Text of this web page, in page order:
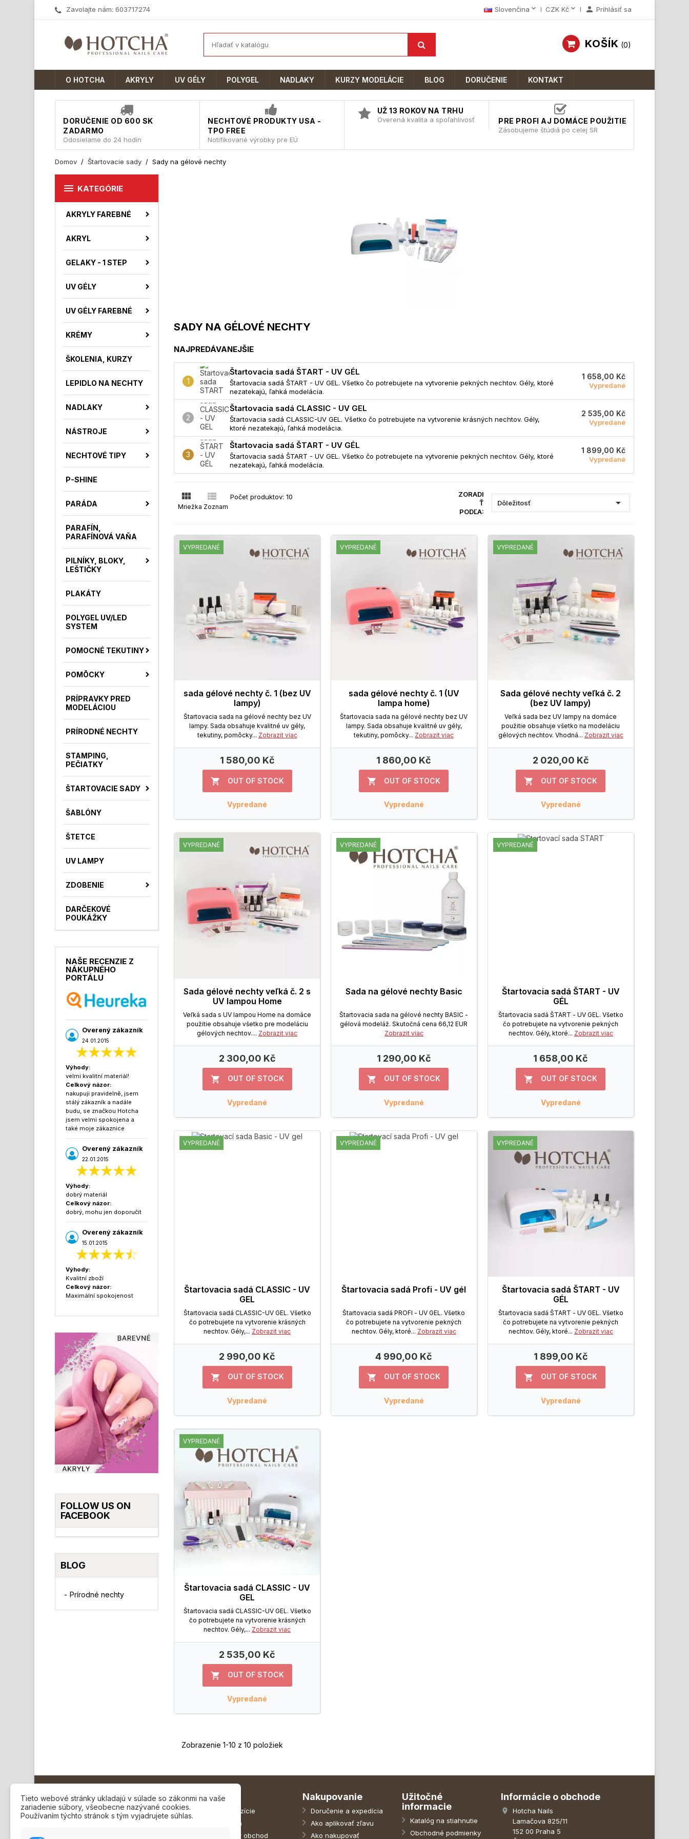
Zavolajte nám:603717274 Slovenčina  CZK Kč  Prihlásiť sa
KOŠÍK 0
O HOTCHA AKRYLY UV GÉLY POLYGEL NADLAKY KURZY MODELÁCIE BLOG DORUČENIE KONTAKT
DORUČENIE OD 600 SK
ZADARMO
Odosielame do 24 hodín
NECHTOVÉ PRODUKTY USA -
TPO FREE
Notifikované výrobky pre EÚ
UŽ 13 ROKOV NA TRHU
Overená kvalita a spoľahlivosť PRE PROFI AJ DOMÁCE POUŽITIE
Zásobujeme štúdiá po celej SR
Domov Štartovacie sady Sady na gélové nechty
 KATEGÓRIE
AKRYLY FAREBNÉ
AKRYL
GELAKY - 1 STEP
UV GÉLY
UV GÉLY FAREBNÉ
KRÉMY
ŠKOLENIA, KURZY
LEPIDLO NA NECHTY
NADLAKY
NÁSTROJE
NECHTOVÉ TIPY
P-SHINE
PARÁDA
PARAFÍN,
PARAFÍNOVÁ VAŇA
PILNÍKY, BLOKY,
LEŠTIČKY
PLAKÁTY
POLYGEL UV/LED
SYSTEM
POMOCNÉ TEKUTINY
POMÔCKY
PRÍPRAVKY PRED
MODELÁCIOU
PRÍRODNÉ NECHTY
STAMPING,
PEČIATKY
ŠTARTOVACIE SADY
ŠABLÓNY
ŠTETCE
UV LAMPY
ZDOBENIE
DARČEKOVÉ
POUKÁŽKY
NAŠE RECENZIE Z
NÁKUPNÉHO
PORTÁLU
Overený zákazník
24.01.2015
Výhody:
velmi kvalitní materiál!
Celkový názor:
nakupuji pravidelně, jsem
stálý zákazník a nadále
budu, se značkou Hotcha
jsem velmi spokojena a
také moje zákaznice
Overený zákazník
22.01.2015
Výhody:
dobrý materiál
Celkový názor:
dobrý, mohu jen doporučit
Overený zákazník
15.01.2015
Výhody:
Kvalitní zboží
Celkový názor:
Maximální spokojenost
FOLLOW US ON
FACEBOOK
BLOG
Prírodné nechty
SADY NA GÉLOVÉ NECHTY
NAJPREDÁVANEJŠIE
Štartovacia sadá ŠTART - UV GÉL
Štartovacia sadá ŠTART - UV GEL. Všetko čo potrebujete na vytvorenie pekných nechtov. Gély, ktoré
nezatekajú, ľahká modelácia.
1 658,00 Kč
Vypredané
Štartovacia sadá CLASSIC - UV GEL
Štartovacia sadá CLASSIC-UV GEL. Všetko čo potrebujete na vytvorenie krásných nechtov. Gély,
ktoré nezatekajú, ľahká modelácia.
2 535,00 Kč
Vypredané
Štartovacia sadá ŠTART - UV GÉL
Štartovacia sadá ŠTART - UV GEL. Všetko čo potrebujete na vytvorenie pekných nechtov. Gély, ktoré
nezatekajú, ľahká modelácia.
1 899,00 Kč
Vypredané

Mriežka

Zoznam
Počet produktov: 10
ZORADI
Ť
PODĽA:
Dôležitosť 
VYPREDANÉ
sada gélové nechty č. 1 (bez UV
lampy)
Štartovacia sada na gélové nechty bez UV
lampy. Sada obsahuje kvalitné uv gély,
tekutiny, pomôcky... Zobrazit viac
1 580,00 Kč
 OUT OF STOCK
Vypredané
VYPREDANÉ
sada gélové nechty č. 1 (UV
lampa home)
Štartovacia sada na gélové nechty bez UV
lampy. Sada obsahuje kvalitné uv gély,
tekutiny, pomôcky... Zobrazit viac
1 860,00 Kč
 OUT OF STOCK
Vypredané
VYPREDANÉ
Sada gélové nechty veľká č. 2
(bez UV lampy)
Veľká sada bez UV lampy na domáce
použitie obsahuje všetko na modeláciu
gélových nechtov. Vhodná... Zobrazit viac
2 020,00 Kč
 OUT OF STOCK
Vypredané
VYPREDANÉ
Sada gélové nechty veľká č. 2 s
UV lampou Home
Veľká sada s UV lampou Home na domáce
použitie obsahuje všetko pre modeláciu
gélových nechtov.... Zobrazit viac
2 300,00 Kč
 OUT OF STOCK
Vypredané
VYPREDANÉ
Sada na gélové nechty Basic
Štartovacia sada na gélové nechty BASIC -
gélová modeláž. Skutočná cena 66,12 EUR
Zobrazit viac
1 290,00 Kč
 OUT OF STOCK
Vypredané
VYPREDANÉ
Štartovacia sadá ŠTART - UV
GÉL
Štartovacia sadá ŠTART - UV GEL. Všetko
čo potrebujete na vytvorenie pekných
nechtov. Gély, ktoré... Zobrazit viac
1 658,00 Kč
 OUT OF STOCK
Vypredané
VYPREDANÉ
Štartovacia sadá CLASSIC - UV
GEL
Štartovacia sadá CLASSIC-UV GEL. Všetko
čo potrebujete na vytvorenie krásných
nechtov. Gély,... Zobrazit viac
2 990,00 Kč
 OUT OF STOCK
Vypredané
VYPREDANÉ
Štartovacia sadá Profi - UV gél
Štartovacia sadá PROFI - UV GEL. Všetko
čo potrebujete na vytvorenie pekných
nechtov. Gély, ktoré... Zobrazit viac
4 990,00 Kč
 OUT OF STOCK
Vypredané
VYPREDANÉ
Štartovacia sadá ŠTART - UV
GÉL
Štartovacia sadá ŠTART - UV GEL. Všetko
čo potrebujete na vytvorenie pekných
nechtov. Gély, ktoré... Zobrazit viac
1 899,00 Kč
 OUT OF STOCK
Vypredané
VYPREDANÉ
Štartovacia sadá CLASSIC - UV
GEL
Štartovacia sadá CLASSIC-UV GEL. Všetko
čo potrebujete na vytvorenie krásných
nechtov. Gély,... Zobrazit viac
2 535,00 Kč
 OUT OF STOCK
Vypredané
Zobrazenie 1-10 z 10 položiek
Modeláž nechtov
Prinášame Vám veľmi dokonalý,
O nás
Voľné pozície
O Hotcha
Kamenný obchod
Nakupovanie
Doručenie a expedícia
Ako aplikovať zľavu
Ako nakupovať
Užitočné
informacie
Katalóg na stiahnutie
Obchodné podmienky
Informácie o obchode

Hotcha Nails
Lamačova 825/11
152 00 Praha 5
Tieto webové stránky ukladajú v súlade so zákonmi na vaše
zariadenie súbory, všeobecne nazývané cookies.
Používaním týchto stránok s tým vyjadrujete súhlas.